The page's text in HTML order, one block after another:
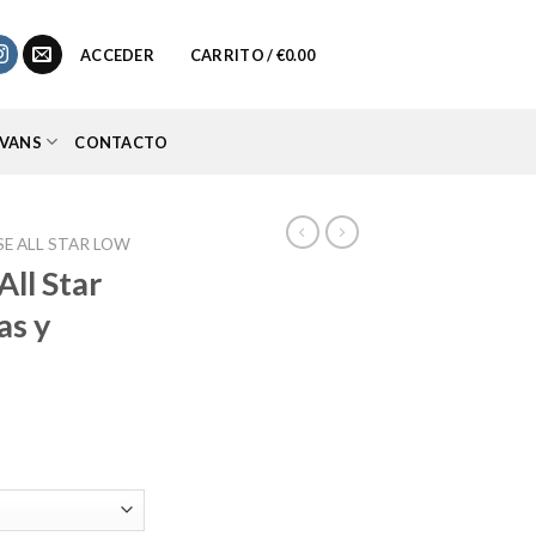
ACCEDER CARRITO /€0.00
CONTACTO
ALL STAR LOW
Star
y